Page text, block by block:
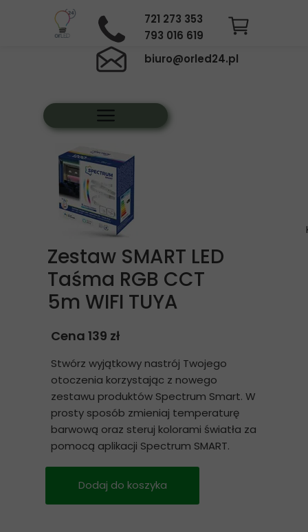
Zestaw SMART LED
Taśma RGB CCT
5m WIFI TUYA
Cena 139 zł
Stwórz wyjątkowy nastrój Twojego
otoczenia korzystając z nowego
zestawu produktów Spectrum Smart. W
prosty sposób zmieniaj temperaturę
barwową oraz steruj kolorami światła za
pomocą aplikacji Spectrum SMART.
Dodaj do koszyka
721 273 353
793 016 619
biuro@orled24.pl